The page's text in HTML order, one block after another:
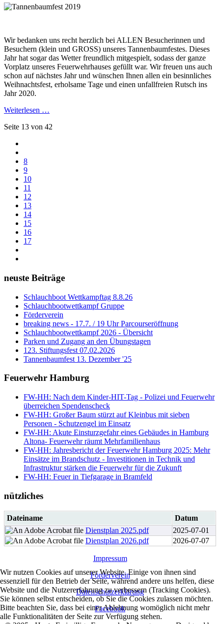
Wir bedanken uns recht herzlich bei ALLEN Besucherinnen und
Besuchern (klein und GROSS) unseres Tannenbaumfestes. Dieses
Jahr hat sogar das Wetter freundlich mitgespielt, sodass der ganze
Vorplatz unseres Feuerwehrhauses gefüllt war. Wir freuen uns auch
schon auf nächstes Jahr und wünschen Ihnen allen ein besinnliches
Weihnachtsfest, erholsame Tage und einen unfallfreien Rutsch ins
Jahr 2020.
Weiterlesen …
Seite 13 von 42
8
9
10
11
12
13
14
15
16
17
neuste Beiträge
Schlauchboot Wettkampftag 8.8.26
Schlauchbootwettkampf Gruppe
Förderverein
breaking news - 17.7. / 19 Uhr Parcourseröffnung
Schlauchbootwettkampf 2026 - Übersicht
Parken und Zugang an den Übungstagen
123. Stiftungsfest 07.02.2026
Tannenbaumfest 13. Dezember '25
Feuerwehr Hamburg
FW-HH: Nach dem Kinder-HIT-Tag - Polizei und Feuerwehr
überreichen Spendenscheck
FW-HH: Großer Baum stürzt auf Kleinbus mit sieben
Personen - Schutzengel im Einsatz
FW-HH: Akute Einsturzgefahr eines Gebäudes in Hamburg
Altona- Feuerwehr räumt Mehrfamilienhaus
FW-HH: Jahresbericht der Feuerwehr Hamburg 2025: Mehr
Einsätze im Brandschutz - Investitionen in Technik und
Infrastruktur stärken die Feuerwehr für die Zukunft
FW-HH: Feuer in Tiefgarage in Bramfeld
nützliches
Dateiname
Datum
Dienstplan 2025.pdf
2025-07-01
Dienstplan 2026.pdf
2026-07-07
Impressum
Förderverein
Datenschutzerklärung
Facebook
Wir nutzen Cookies auf unserer Website. Einige von ihnen sind
essenziell für den Betrieb der Seite, während andere uns helfen, diese
Website und die Nutzererfahrung zu verbessern (Tracking Cookies).
Sie können selbst entscheiden, ob Sie die Cookies zulassen möchten.
Bitte beachten Sie, dass bei einer Ablehnung womöglich nicht mehr
alle Funktionalitäten der Seite zur Verfügung stehen.